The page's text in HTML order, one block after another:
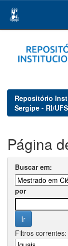
navigation
Repositório
Sergipe - RI/UFS
Página
Buscar em:
por
Filtros correntes: